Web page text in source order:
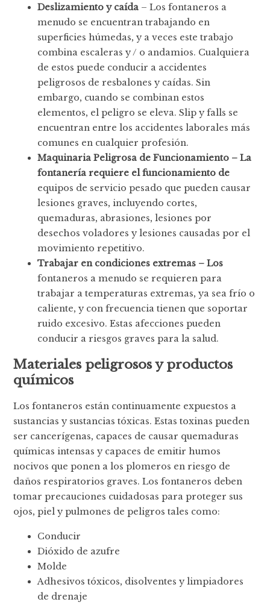
Deslizamiento y caída – Los fontaneros a
menudo se encuentran trabajando en
superficies húmedas, y a veces este trabajo
combina escaleras y / o andamios. Cualquiera
de estos puede conducir a accidentes
peligrosos de resbalones y caídas. Sin
embargo, cuando se combinan estos
elementos, el peligro se eleva. Slip y falls se
encuentran entre los accidentes laborales más
comunes en cualquier profesión.
Maquinaria Peligrosa de Funcionamiento – La
fontanería requiere el funcionamiento de
equipos de servicio pesado que pueden causar
lesiones graves, incluyendo cortes,
quemaduras, abrasiones, lesiones por
desechos voladores y lesiones causadas por el
movimiento repetitivo.
Trabajar en condiciones extremas – Los
fontaneros a menudo se requieren para
trabajar a temperaturas extremas, ya sea frío o
caliente, y con frecuencia tienen que soportar
ruido excesivo. Estas afecciones pueden
conducir a riesgos graves para la salud.
Materiales peligrosos y productos
químicos
Los fontaneros están continuamente expuestos a
sustancias y sustancias tóxicas. Estas toxinas pueden
ser cancerígenas, capaces de causar quemaduras
químicas intensas y capaces de emitir humos
nocivos que ponen a los plomeros en riesgo de
daños respiratorios graves. Los fontaneros deben
tomar precauciones cuidadosas para proteger sus
ojos, piel y pulmones de peligros tales como:
Conducir
Dióxido de azufre
Molde
Adhesivos tóxicos, disolventes y limpiadores
de drenaje